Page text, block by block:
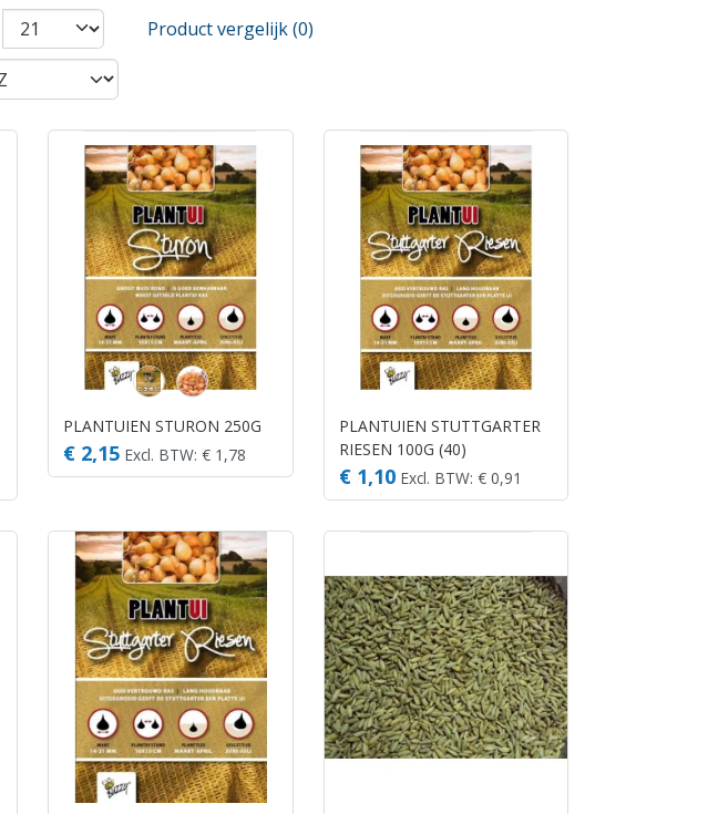
Product vergelijk (0)
PLANTUIEN STURON 250G
€ 2,15 Excl. BTW: € 1,78
PLANTUIEN STUTTGARTER
RIESEN 100G (40)
€ 1,10 Excl. BTW: € 0,91